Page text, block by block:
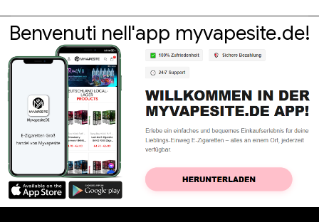
Benvenuti nell'app myvapesite.de!